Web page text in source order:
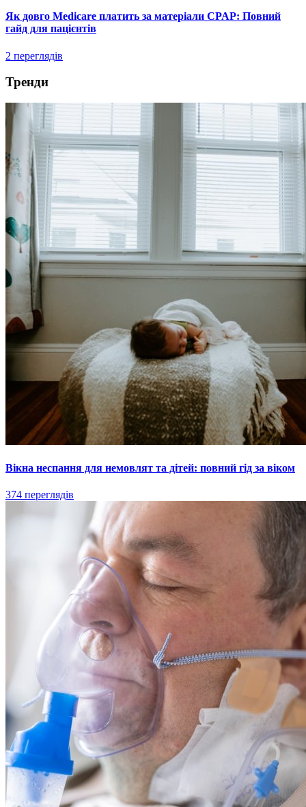
Як довго Medicare платить за матеріали CPAP: Повний
гайд для пацієнтів
2 переглядів
Тренди
Вікна неспання для немовлят та дітей: повний гід за віком
374 переглядів